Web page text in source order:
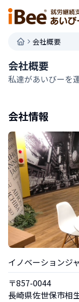
会社概要
会社概要
私達があいびーを
会社情報
イノベーションジ
〒857-0044
長崎県佐世保市相